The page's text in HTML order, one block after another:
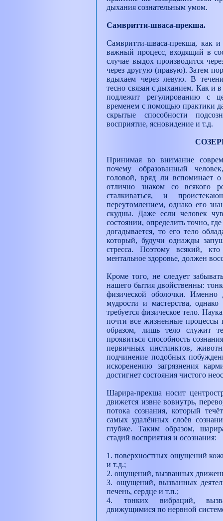
дыхания сознательным умом.
Самвритти-шваса-прекша.
Самвритти-шваса-прекша, как
важный процесс, входящий в
случае выдох производится
через другую (правую). Затем
вдыхаем через левую. В
тесно связан с дыханием. Как и
подлежит регулированию с
временем с помощью практики
скрытые способности
восприятие, ясновидение и т.д.
Принимая во внимание
почему образованный
головой, вряд ли вспоминает
отлично знаком со всякого
сталкиваться, и
переутомлением, однако его
скудны. Даже если человек
состоянии, определить точно,
догадывается, то его тело
который, будучи однажды
стресса. Поэтому всякий,
ментальное здоровье, должен
Кроме того, не следует
нашего бытия двойственны:
физической оболочки. Именно
мудрости и мастерства,
требуется физическое тело.
почти все жизненные процессы
образом, лишь тело служит
проявиться способность
первичных инстинктов,
подчинение подобных
искоренению загрязнения
достигнет состояния чистого
Шарира-прекша носит
движется извне вовнутрь,
потока сознания, который
самых удалённых слоёв
глубже. Таким образом,
стадий восприятия и осознания:
1. поверхностных ощущений
и т.д.;
2. ощущений, вызванных
3. ощущений, вызванных
печень, сердце и т.п.;
4. тонких вибраций,
движущимися по нервной